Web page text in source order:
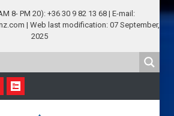
8- PM 20): +36 30 9 82 13 68 | E-mail:
| Web last modification: 07 September,
2025